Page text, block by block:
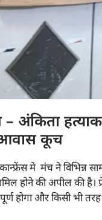
– अंकिता
आवास कूच
कान्फ्रेंस मे मंच ने
होने की अपील की है।
होगा और किसी भी